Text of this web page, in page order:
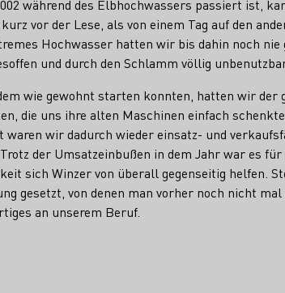
während des Elbhochwassers passiert ist,
vor der Lese, als von einem Tag auf den
Hochwasser hatten wir bis dahin noch nie
und durch den Schlamm völlig
wie gewohnt starten konnten, hatten wir der
die uns ihre alten Maschinen einfach
waren wir dadurch wieder einsatz- und
der Umsatzeinbußen in dem Jahr war es
sich Winzer von überall gegenseitig helfen.
gesetzt, von denen man vorher noch nicht
an unserem Beruf.